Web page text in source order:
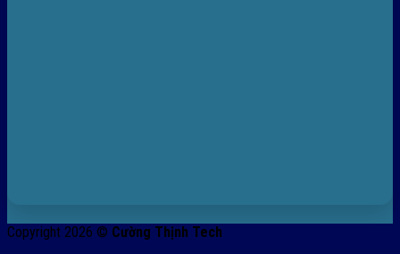
Copyright 2026 © Cường Thịnh Tech